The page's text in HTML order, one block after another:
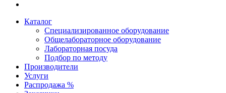
Каталог
Специализированное оборудование
Общелабораторное оборудование
Лабораторная посуда
Подбор по методу
Производители
Услуги
Распродажа %